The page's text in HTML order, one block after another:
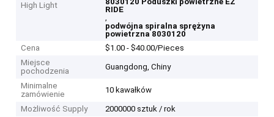
High Light
RIDE
,
podwójna spiralna sprężyna
powietrzna 8030120
Cena
$1.00 - $40.00/Pieces
Miejsce
pochodzenia
Guangdong, Chiny
Minimalne
zamówienie
10 kawałków
Możliwość Supply
2000000 sztuk / rok